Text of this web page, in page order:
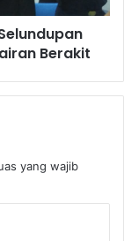
Berakit
yang wajib